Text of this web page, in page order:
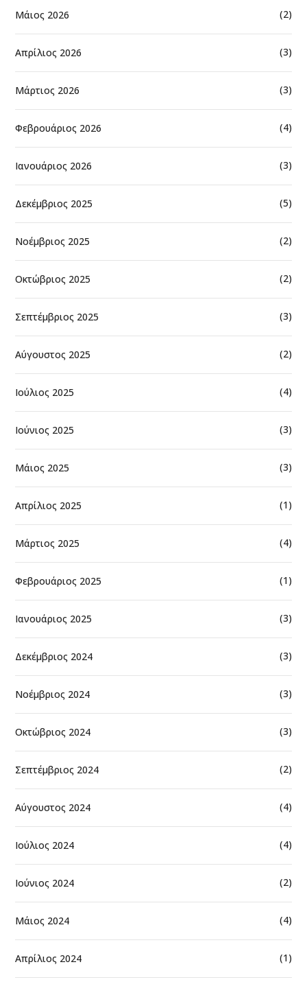
Μάιος 2026 (2)
Απρίλιος 2026 (3)
Μάρτιος 2026 (3)
Φεβρουάριος 2026 (4)
Ιανουάριος 2026 (3)
Δεκέμβριος 2025 (5)
Νοέμβριος 2025 (2)
Οκτώβριος 2025 (2)
Σεπτέμβριος 2025 (3)
Αύγουστος 2025 (2)
Ιούλιος 2025 (4)
Ιούνιος 2025 (3)
Μάιος 2025 (3)
Απρίλιος 2025 (1)
Μάρτιος 2025 (4)
Φεβρουάριος 2025 (1)
Ιανουάριος 2025 (3)
Δεκέμβριος 2024 (3)
Νοέμβριος 2024 (3)
Οκτώβριος 2024 (3)
Σεπτέμβριος 2024 (2)
Αύγουστος 2024 (4)
Ιούλιος 2024 (4)
Ιούνιος 2024 (2)
Μάιος 2024 (4)
Απρίλιος 2024 (1)